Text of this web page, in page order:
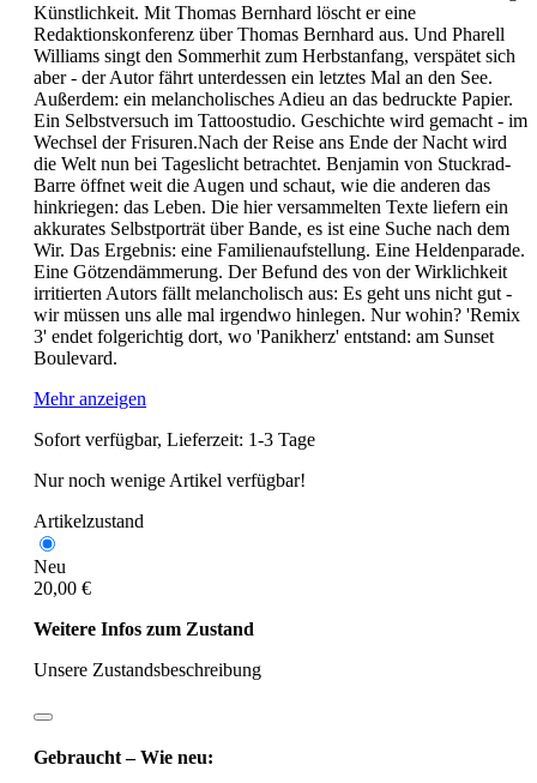
Künstlichkeit. Mit Thomas Bernhard löscht er eine
Redaktionskonferenz über Thomas Bernhard aus. Und Pharell
Williams singt den Sommerhit zum Herbstanfang, verspätet sich
aber - der Autor fährt unterdessen ein letztes Mal an den See.
Außerdem: ein melancholisches Adieu an das bedruckte Papier.
Ein Selbstversuch im Tattoostudio. Geschichte wird gemacht - im
Wechsel der Frisuren.Nach der Reise ans Ende der Nacht wird
die Welt nun bei Tageslicht betrachtet. Benjamin von Stuckrad-
Barre öffnet weit die Augen und schaut, wie die anderen das
hinkriegen: das Leben. Die hier versammelten Texte liefern ein
akkurates Selbstporträt über Bande, es ist eine Suche nach dem
Wir. Das Ergebnis: eine Familienaufstellung. Eine Heldenparade.
Eine Götzendämmerung. Der Befund des von der Wirklichkeit
irritierten Autors fällt melancholisch aus: Es geht uns nicht gut -
wir müssen uns alle mal irgendwo hinlegen. Nur wohin? 'Remix
3' endet folgerichtig dort, wo 'Panikherz' entstand: am Sunset
Boulevard.
Mehr anzeigen
Sofort verfügbar, Lieferzeit: 1-3 Tage
Nur noch wenige Artikel verfügbar!
Artikelzustand
Neu
20,00 €
Weitere Infos zum Zustand
Unsere Zustandsbeschreibung
Gebraucht – Wie neu: